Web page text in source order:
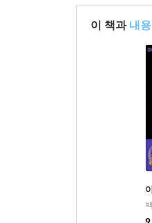
이 책과 내